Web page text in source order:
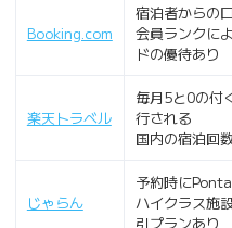
Booking.com
宿泊者からの
会員ランクに
ドの優待あり
楽天トラベル
毎月5と0の付
行される
国内の宿泊回
じゃらん
予約時に
ハイクラス施
引プランあり